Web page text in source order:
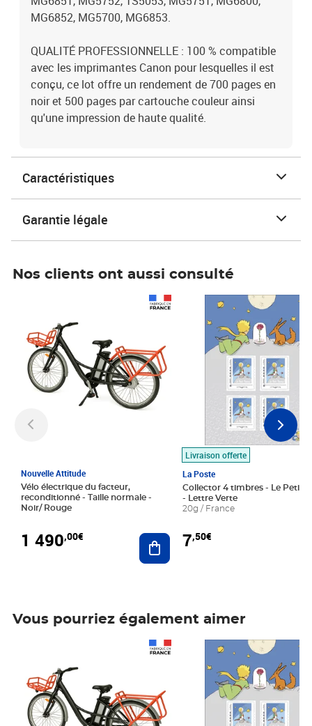
MG6852, MG5700, MG6853.
QUALITÉ PROFESSIONNELLE : 100 % compatible
avec les imprimantes Canon pour lesquelles il est
conçu, ce lot offre un rendement de 700 pages en
noir et 500 pages par cartouche couleur ainsi
qu'une impression de haute qualité.
Caractéristiques
Garantie légale
Nos clients ont aussi consulté
Nouvelle Attitude
Vélo électrique du facteur,
reconditionné - Taille normale -
Noir/ Rouge
1 490,00€ Ajouter au panier
Livraison offerte
La Poste
Collector 4 timbres - Le Petit
- Lettre Verte
20g / France
7,50€
Prix 7,50€
Vous pourriez également aimer
Prix 7,50€